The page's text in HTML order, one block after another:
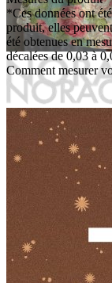
*Ces données ont
produit, elles
été obtenues en
décalées de 0,03 à
Comment mesurer